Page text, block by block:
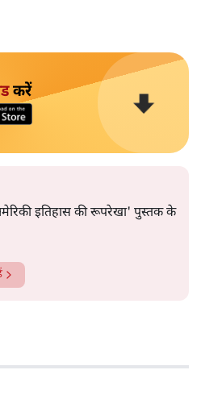
करें
इतिहास की रूपरेखा' पुस्तक के